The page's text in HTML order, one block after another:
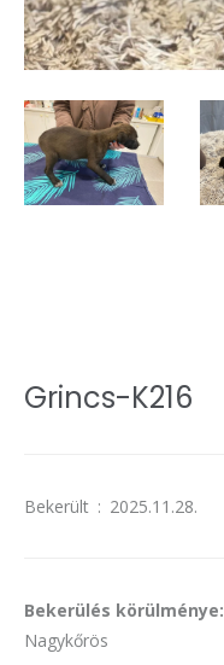
Grincs-K216
Bekerült : 2025.11.28.
Bekerülés körülménye:
Nagykőrös